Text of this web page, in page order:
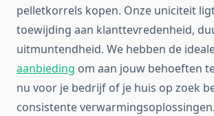
pelletkorrels kopen. Onze uniciteit
toewijding aan klanttevredenheid,
uitmuntendheid. We hebben de
aanbieding om aan jouw behoeften
nu voor je bedrijf of je huis op zoek
consistente verwarmingsoplossingen.